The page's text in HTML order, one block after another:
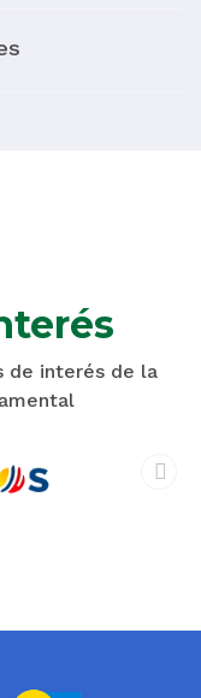
de interés de la